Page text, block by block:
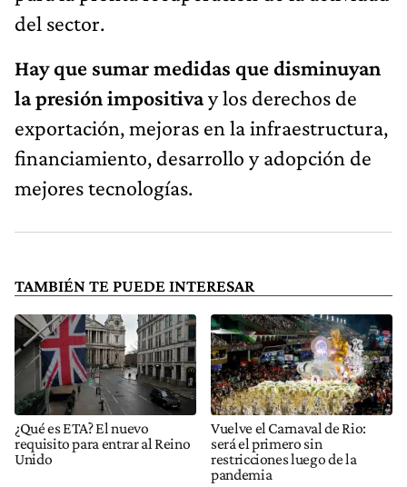
del sector.
Hay que sumar medidas que disminuyan
la presión impositivay los derechos de
exportación, mejoras en la infraestructura,
financiamiento, desarrollo y adopción de
mejores tecnologías.
TAMBIÉN TE PUEDE INTERESAR
¿Qué es ETA? El nuevo
requisito para entrar al Reino
Unido
Vuelve el Carnaval de Rio:
será el primero sin
restricciones luego de la
pandemia